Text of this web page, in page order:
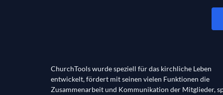
ChurchTools wurde speziell für das kirchliche Leben
entwickelt, fördert mit seinen vielen Funktionen die
Zusammenarbeit und Kommunikation der Mitglieder,